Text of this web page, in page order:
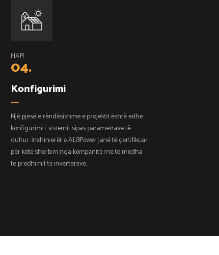
HAPI
04.
Konfigurimi
Një pjesë e rëndësishme e projektit është edhe
konfigurimi i sistemit sipas parametrave të
duhur. Inxhinierët e ALBPower janë të çertifikuar
për këtë shërbim nga kompanitë më të mëdha
të prodhimit të inverterave.